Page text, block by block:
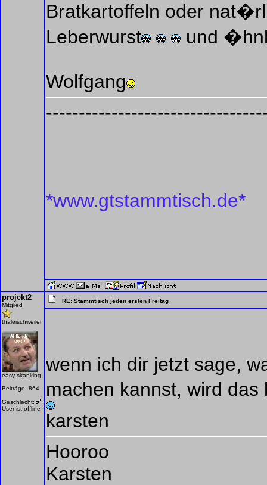
Bratkartoffeln oder
Leberwurst
und
Wolfgang
*www.gtstammtisch.de*
projekt2
Mitglied
thaleischweiler
easy skanking
Beiträge: 864
Geschlecht:
User ist offline
RE: Stammtisch jeden ersten Freitag
wenn ich dir jetzt sage,
machen kannst, wird
karsten
Hooroo
Karsten